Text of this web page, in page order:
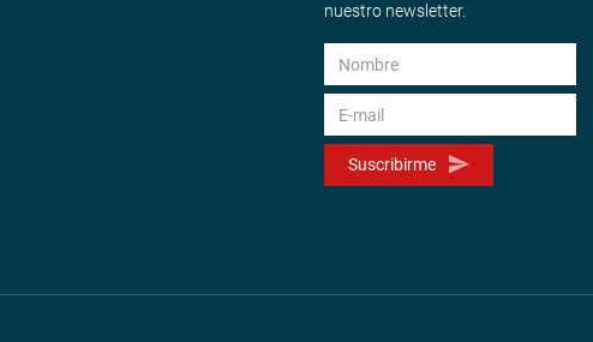
nuestro newsletter.
Suscribirme